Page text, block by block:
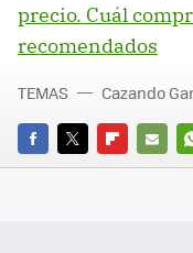
precio. Cuál
recomendados
FACEBOOK
TWITTERFLIPBOARD
E-
TEMAS Cazando